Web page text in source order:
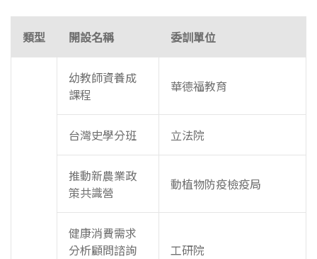
類型 開設名稱 委訓單位
幼教師資養成
課程
華德福教育
台灣史學分班 立法院
推動新農業政
策共識營
動植物防疫檢疫局
健康消費需求
分析顧問諮詢
工研院